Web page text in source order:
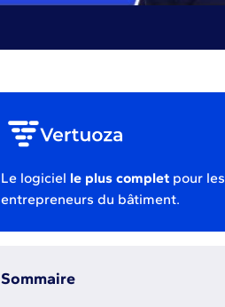
Le logiciel le plus complet pour les
entrepreneurs du bâtiment.
Sommaire